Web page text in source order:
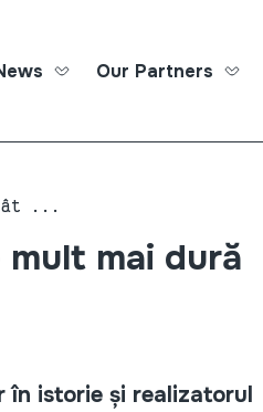
Education
Our Partners
...
mai dură
în istorie și realizatorul